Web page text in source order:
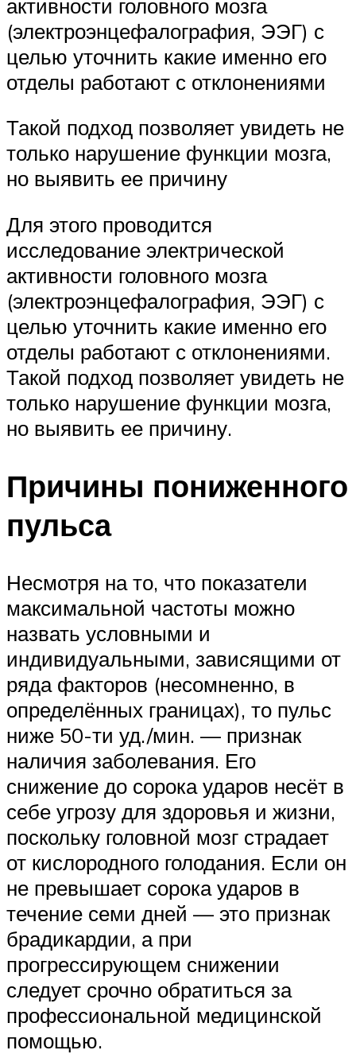
активности головного мозга
(электроэнцефалография, ЭЭГ) с
целью уточнить какие именно его
отделы работают с отклонениями
Такой подход позволяет увидеть не
только нарушение функции мозга,
но выявить ее причину
Для этого проводится
исследование электрической
активности головного мозга
(электроэнцефалография, ЭЭГ) с
целью уточнить какие именно его
отделы работают с отклонениями.
Такой подход позволяет увидеть не
только нарушение функции мозга,
но выявить ее причину.
Причины пониженного
пульса
Несмотря на то, что показатели
максимальной частоты можно
назвать условными и
индивидуальными, зависящими от
ряда факторов (несомненно, в
определённых границах), то пульс
ниже 50-ти уд./мин. — признак
наличия заболевания. Его
снижение до сорока ударов несёт в
себе угрозу для здоровья и жизни,
поскольку головной мозг страдает
от кислородного голодания. Если он
не превышает сорока ударов в
течение семи дней — это признак
брадикардии, а при
прогрессирующем снижении
следует срочно обратиться за
профессиональной медицинской
помощью.